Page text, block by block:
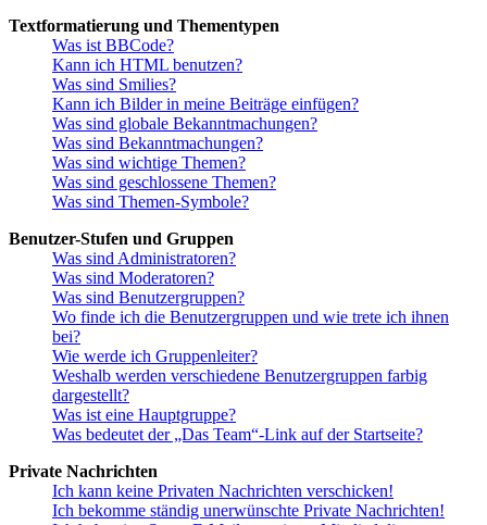
Textformatierung und Thementypen
Was ist BBCode?
Kann ich HTML benutzen?
Was sind Smilies?
Kann ich Bilder in meine Beiträge einfügen?
Was sind globale Bekanntmachungen?
Was sind Bekanntmachungen?
Was sind wichtige Themen?
Was sind geschlossene Themen?
Was sind Themen-Symbole?
Benutzer-Stufen und Gruppen
Was sind Administratoren?
Was sind Moderatoren?
Was sind Benutzergruppen?
Wo finde ich die Benutzergruppen und wie trete ich ihnen
bei?
Wie werde ich Gruppenleiter?
Weshalb werden verschiedene Benutzergruppen farbig
dargestellt?
Was ist eine Hauptgruppe?
Was bedeutet der „Das Team“-Link auf der Startseite?
Private Nachrichten
Ich kann keine Privaten Nachrichten verschicken!
Ich bekomme ständig unerwünschte Private Nachrichten!